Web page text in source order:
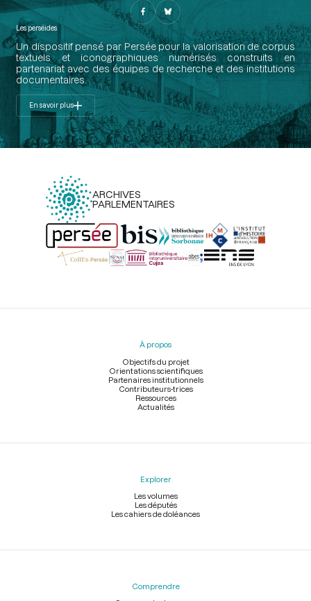
Les perséides
Un dispositif pensé par Persée pour la valorisation de corpus
textuels et iconographiques numérisés construits en
partenariat avec des équipes de recherche et des institutions
documentaires.
En savoir plus
ARCHIVES
PARLEMENTAIRES
Menu
À propos
Objectifs du projet
Orientations scientifiques
Partenaires institutionnels
Contributeurs-trices
Ressources
Actualités
Explorer
Les volumes
Les députés
Les cahiers de doléances
Comprendre